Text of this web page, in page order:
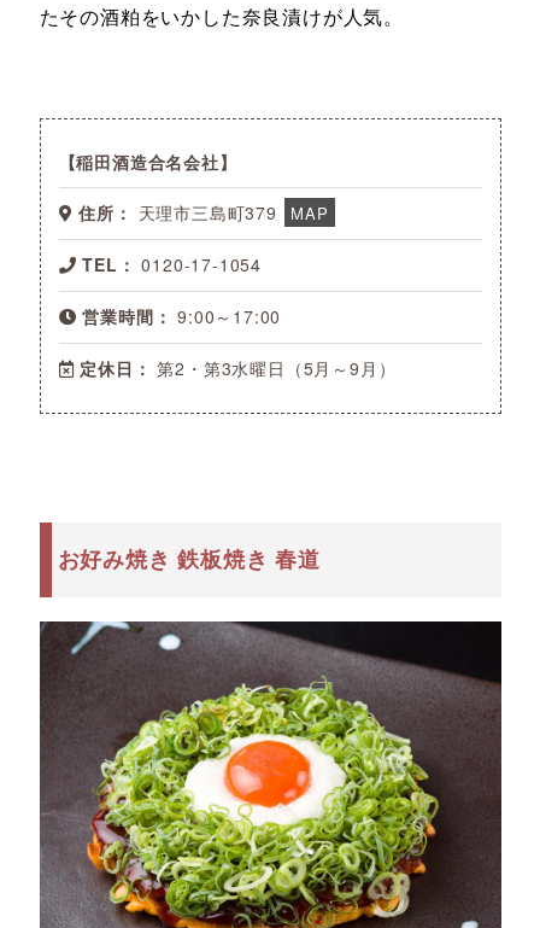
たその酒粕をいかした奈良漬けが人気。
稲田酒造合名会社
住所： 天理市三島町379 MAP
TEL： 0120-17-1054
営業時間： 9:00～17:00
定休日： 第2・第3水曜日（5月～9月）
お好み焼き 鉄板焼き 春道